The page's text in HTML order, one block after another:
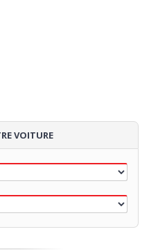
VOITURE